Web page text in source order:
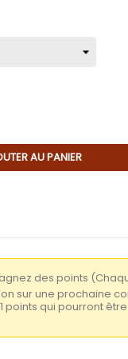
AU PANIER
des points
sur une prochaine
points qui pourront